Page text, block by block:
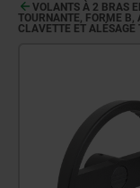
VOLANTS À 2 BRAS
TOURNANTE, FORME B,
CLAVETTE ET ALÉSAGE